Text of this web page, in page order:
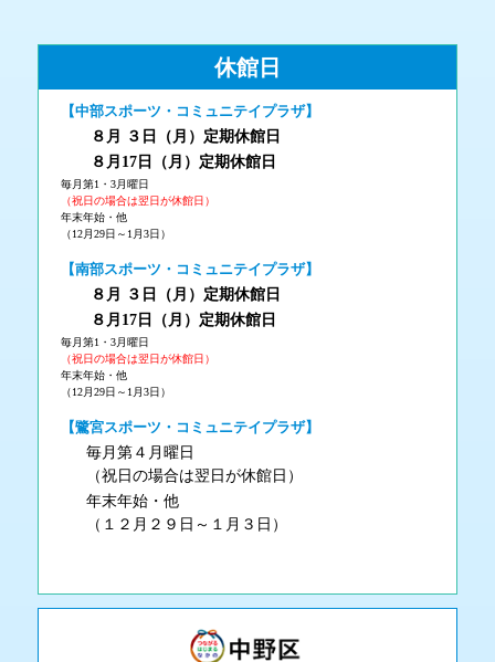
休館日
【中部スポーツ・コミュニテイプラザ】
８月 ３ 日（月 ） 定期休館日
８月17日（月 ）定期休館日
毎月第1・3月曜日
（祝日の場合は翌日が休館日）
年末年始・他
（12月29日～1月3日）
【南部スポーツ・コミュニテイプラザ】
８月 ３ 日（月 ） 定期休館日
８月17日（月 ）定期休館日
毎月第1・3月曜日
（祝日の場合は翌日が休館日）
年末年始・他
（12月29日～1月3日）
【鷺宮スポーツ・コミュニテイプラザ】
毎月第４月曜日
（祝日の場合は翌日が休館日）
年末年始・他
（１２月２９日～１月３日）